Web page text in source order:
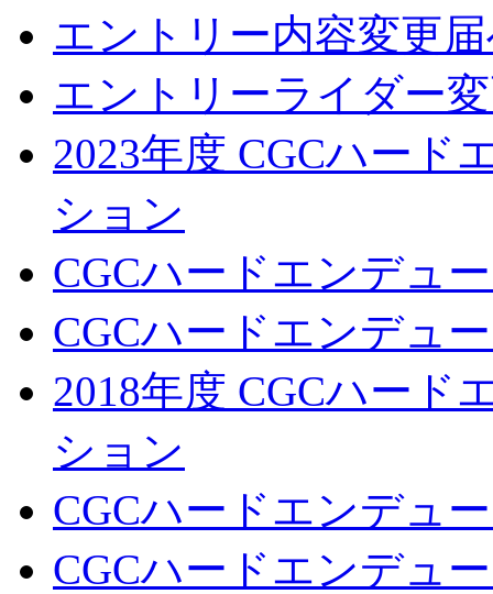
エントリー内容変更
エントリーライダー
2023年度 CGCハード
ション
CGCハードエンデュ
CGCハードエンデュ
2018年度 CGCハード
ション
CGCハードエンデュ
CGCハードエンデュ